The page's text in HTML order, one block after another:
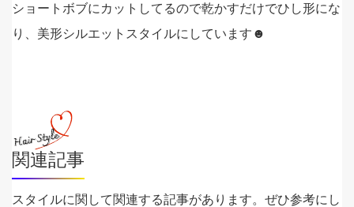
ショートボブにカットしてるので乾かすだけでひし形にな
り、美形シルエットスタイルにしています☻
関連記事
スタイルに関して関連する記事があります。ぜひ参考にし